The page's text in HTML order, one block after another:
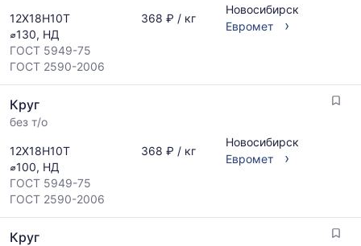
12Х18Н10Т
⌀130, НД
ГОСТ 5949-75
ГОСТ 2590-2006
368 ₽ / кг
Новосибирск
Евромет
›
Круг
без т/о
12Х18Н10Т
⌀100, НД
ГОСТ 5949-75
ГОСТ 2590-2006
368 ₽ / кг
Новосибирск
Евромет
›
Круг